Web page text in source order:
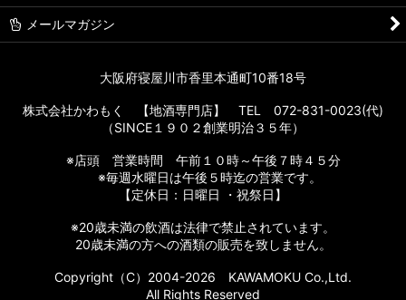
メールマガジン
大阪府寝屋川市香里本通町10番18号
株式会社かわもく 【地酒専門店】 TEL 072-831-0023(代)
（SINCE１９０２創業明治３５年）
※店頭 営業時間 午前１０時～午後７時４５分
※毎週水曜日は午後５時迄の営業です。
【定休日：日曜日 ・祝祭日】
※20歳未満の飲酒は法律で禁止されています。
20歳未満の方への酒類の販売を致しません。
Copyright（C）2004-2026 KAWAMOKU Co.,Ltd.
All Rights Reserved